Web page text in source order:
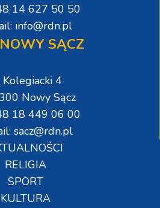
14 627 50 50
info@rdn.pl
SĄCZ
Kolegiacki 4
Nowy Sącz
18 449 06 00
sacz@rdn.pl
RELIGIA
SPORT
KULTURA